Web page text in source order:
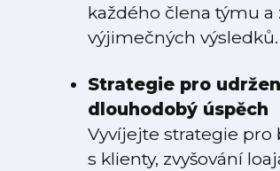
každého člena týmu
výjimečných výsledků.
Strategie pro
dlouhodobý úspěch
Vyvíjejte strategie
s klienty, zvyšování